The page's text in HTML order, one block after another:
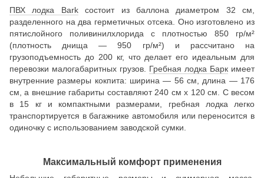
ПВХ лодка Barkсостоит из баллона диаметром 32 см,
разделенного на два герметичных отсека. Оно изготовлено из
пятислойного поливинилхлорида с плотностью 850 гр/м²
(плотность днища — 950 гр/м²) и рассчитано на
грузоподъемность до 200 кг, что делает его идеальным для
перевозки малогабаритных грузов. Гребная лодка Барк имеет
внутренние размеры кокпита: ширина — 56 см, длина — 176
см, а внешние габариты составляют 240 см х 120 см. С весом
в 15 кг и компактными размерами, гребная лодка легко
транспортируется в багажнике автомобиля или переносится в
одиночку с использованием заводской сумки.
Максимальный комфорт применения